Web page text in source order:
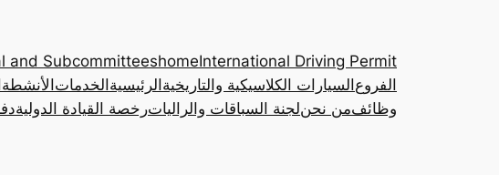
and SubcommitteeshomeInternational Driving Permit
الأنشطة الخدمات الرئيسية السيارات الكلاسيكية والتاريخية الفروع
رخصة القيادة الدوليةلجنة السباقات والرالياتمن نحنوظائف